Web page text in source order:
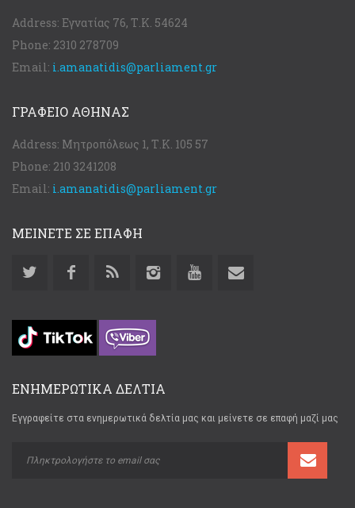
Address: Εγνατίας 76, Τ.Κ. 54624
Phone: 2310 278709
Email: i.amanatidis@parliament.gr
ΓΡΑΦΕΊΟ ΑΘΉΝΑΣ
Address: Μητροπόλεως 1, Τ.Κ. 105 57
Phone: 210 3241208
Email: i.amanatidis@parliament.gr
ΜΕΙΝΕΤΕ ΣΕ ΕΠΑΦΗ
ΕΝΗΜΕΡΩΤΙΚΑ ΔΕΛΤΙΑ
Εγγραφείτε στα ενημερωτικά δελτία μας και μείνετε σε επαφή μαζί μας